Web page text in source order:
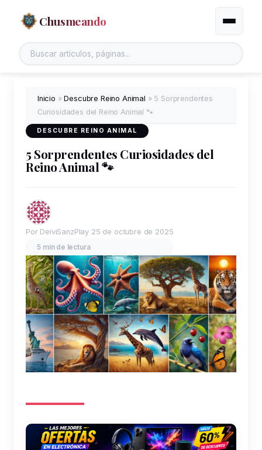
Chusmeando Alternar
Inicio »Descubre Reino Animal » 5 Sorprendentes
Curiosidades del Reino Animal 🐾
DESCUBRE REINO ANIMAL
5 Sorprendentes Curiosidades del
Reino Animal 🐾
Por DeiviSanzPlay 25 de octubre de 2025
5 min de lectura